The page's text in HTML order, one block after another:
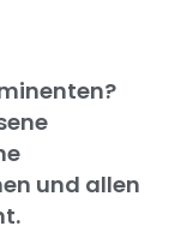
und allen